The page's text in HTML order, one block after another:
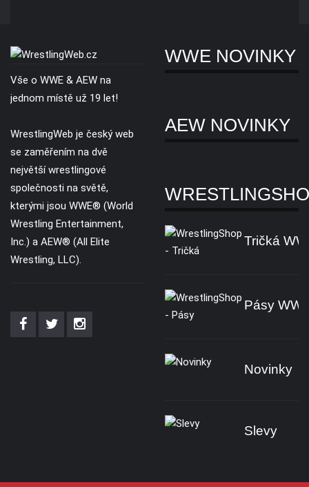
Vše o WWE & AEW na
jednom místě už 19 let!
WrestlingWeb je český web
se zaměřením na dvě
největší wrestlingové
společnosti na světě,
kterými jsou WWE® (World
Wrestling Entertainment,
Inc.) a AEW® (All Elite
Wrestling, LLC).
WWE NOVINKY
AEW NOVINKY
Tričká
Pásy
Novinky
Slevy